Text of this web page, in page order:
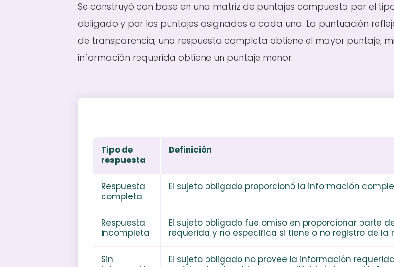
Se construyó con base en una matriz de puntajes compuesta por el
obligado y por los puntajes asignados a cada una. La puntuación
de transparencia; una respuesta completa obtiene el mayor puntaje,
información requerida obtiene un puntaje menor:
Tipo de
respuesta
Definición
Respuesta
completa
El sujeto obligado proporcionó la información
Respuesta
incompleta
El sujeto obligado fue omiso en proporcionar parte
requerida y no especifica si tiene o no registro de la
Sin
El sujeto obligado no provee la información